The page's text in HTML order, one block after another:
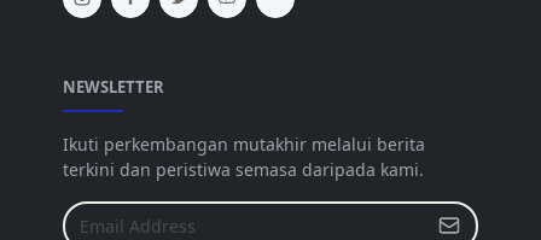
NEWSLETTER
Ikuti perkembangan mutakhir melalui berita
terkini dan peristiwa semasa daripada kami.